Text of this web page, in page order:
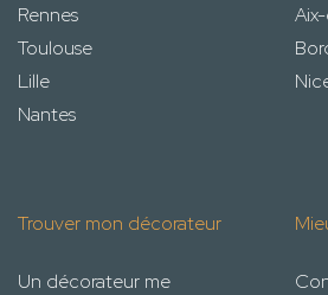
Rennes
Toulouse
Lille
Nantes
Trouver mon décorateur
Un décorateur me